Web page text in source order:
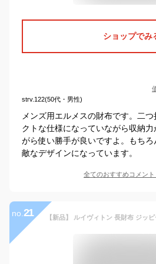
ショップでみ
strv.122(50代・男性)
メンズ用エルメスの財布です。二
クトな仕様になっていながら収納
がら使い勝手が良いですよ。もち
敵なデザインになっています。
全てのおすすめコメント
no. 21